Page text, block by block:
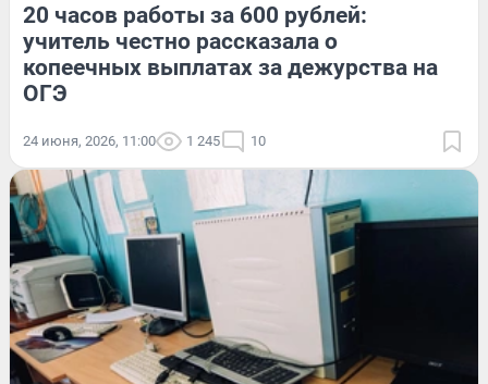
20 часов работы за 600 рублей:
учитель честно рассказала о
копеечных выплатах за дежурства на
ОГЭ
24 июня, 2026, 11:00 1 245 10